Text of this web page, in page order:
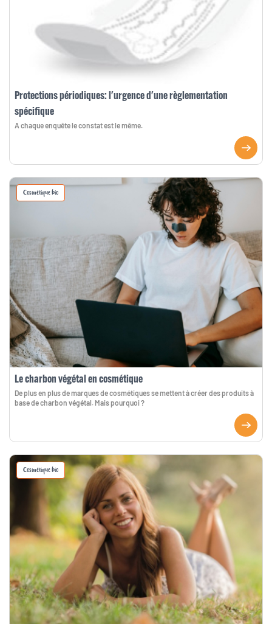
Protections périodiques: l'urgence d'une règlementation
spécifique
A chaque enquête le constat est le même.
Cosmétique bio
Le charbon végétal en cosmétique
De plus en plus de marques de cosmétiques se mettent à créer des produits à
base de charbon végétal. Mais pourquoi ?
Cosmétique bio